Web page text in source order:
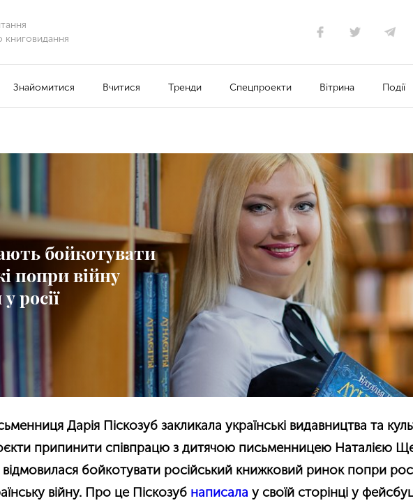
книговидання
Знайомитися Вчитися Тренди Спецпроекти Вітрина Події
бойкотувати
попри війну
росії
Дарія Піскозуб закликала українські видавництва та
припинити співпрацю з дитячою письменницею Наталією
відмовилася бойкотувати російський книжковий ринок попри
війну. Про це Піскозуб написала у своїй сторінці у